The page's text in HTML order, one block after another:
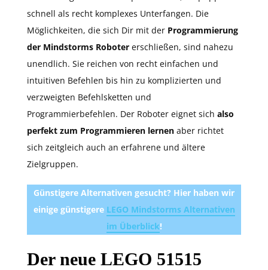
schnell als recht komplexes Unterfangen. Die
Möglichkeiten, die sich Dir mit der Programmierung
der Mindstorms Roboter erschließen, sind nahezu
unendlich. Sie reichen von recht einfachen und
intuitiven Befehlen bis hin zu komplizierten und
verzweigten Befehlsketten und
Programmierbefehlen. Der Roboter eignet sich also
perfekt zum Programmieren lernen aber richtet
sich zeitgleich auch an erfahrene und ältere
Zielgruppen.
Günstigere Alternativen gesucht? Hier haben wir
einige günstigere LEGO Mindstorms Alternativen
im Überblick!
Der neue LEGO 51515